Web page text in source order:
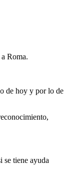
Roma.
de hoy y por lo de
se tiene ayuda